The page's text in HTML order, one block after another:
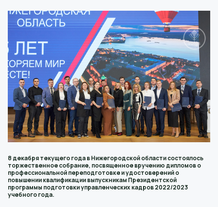
8 декабря текущего года в Нижегородской области состоялось
торжественное собрание, посвященное вручению дипломов о
профессиональной переподготовке и удостоверений о
повышении квалификации выпускникам Президентской
программы подготовки управленческих кадров 2022/2023
учебного года.